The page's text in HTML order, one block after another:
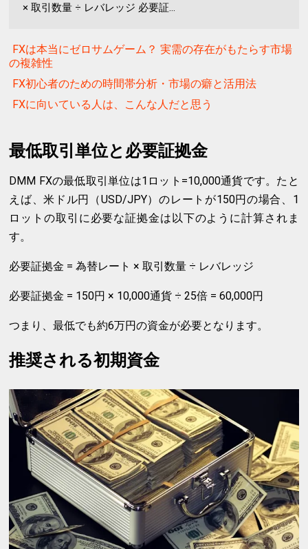
× 取引数量 ÷ レバレッジ 必要証...
FXは本当にゼロサムゲーム？ 実需の存在がもたらす市場
の複雑性
FX初心者のための時間帯分析・市場の癖と活用法
FXに向いている人は、こんな人だと思う
最低取引単位と必要証拠金
DMM FXの最低取引単位は1ロット=10,000通貨です。たと
えば、米ドル円（USD/JPY）のレートが150円の場合、1
ロットの取引に必要な証拠金は以下のように計算されま
す。
必要証拠金 = 為替レート × 取引数量 ÷ レバレッジ
必要証拠金 = 150円 × 10,000通貨 ÷ 25倍 = 60,000円
つまり、最低でも約6万円の資金が必要となります。
推奨される初期資金